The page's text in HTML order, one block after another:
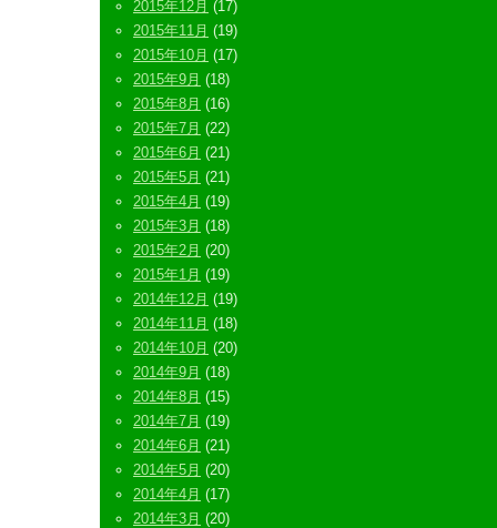
2015年12月 (17)
2015年11月 (19)
2015年10月 (17)
2015年9月 (18)
2015年8月 (16)
2015年7月 (22)
2015年6月 (21)
2015年5月 (21)
2015年4月 (19)
2015年3月 (18)
2015年2月 (20)
2015年1月 (19)
2014年12月 (19)
2014年11月 (18)
2014年10月 (20)
2014年9月 (18)
2014年8月 (15)
2014年7月 (19)
2014年6月 (21)
2014年5月 (20)
2014年4月 (17)
2014年3月 (20)